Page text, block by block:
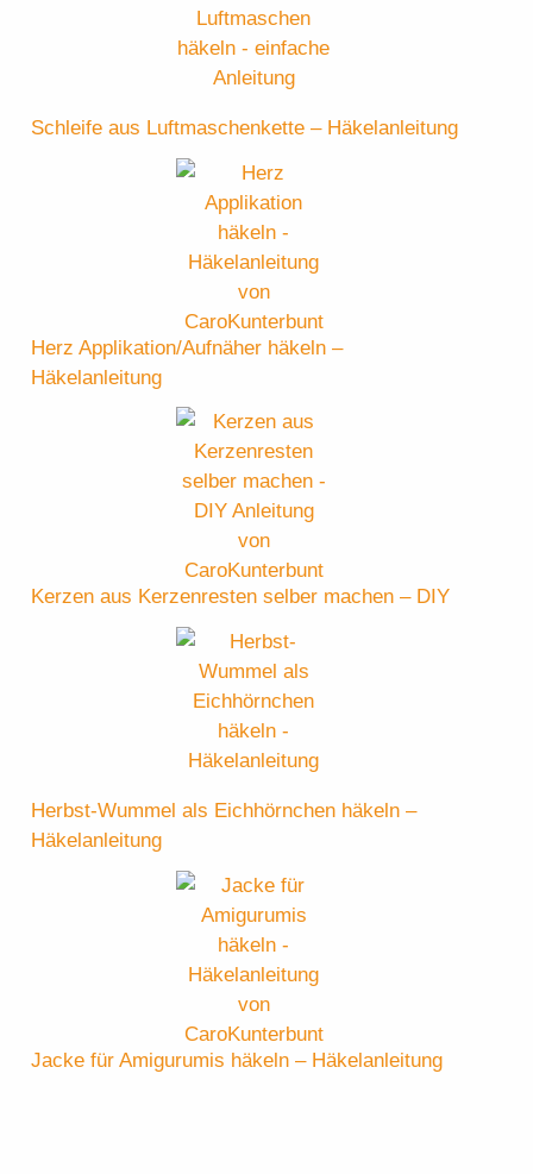
Schleife aus Luftmaschenkette – Häkelanleitung
Herz Applikation/Aufnäher häkeln –
Häkelanleitung
Kerzen aus Kerzenresten selber machen – DIY
Herbst-Wummel als Eichhörnchen häkeln –
Häkelanleitung
Jacke für Amigurumis häkeln – Häkelanleitung